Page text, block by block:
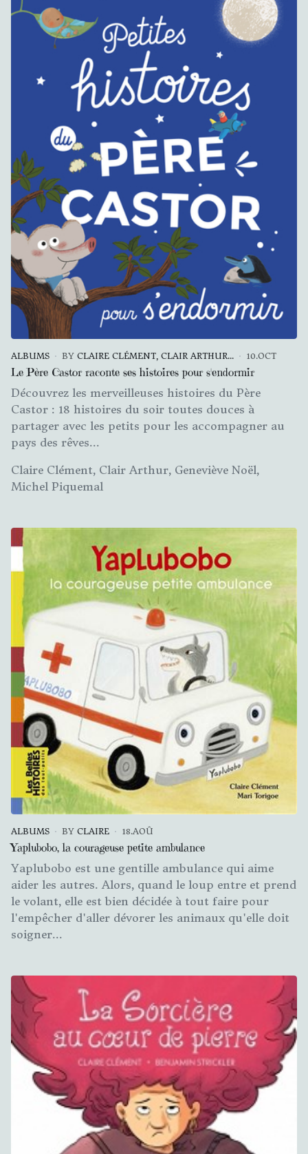
ALBUMS BY CLAIRE CLÉMENT, CLAIR ARTHUR... 10.OCT
Le Père Castor raconte ses histoires pour s'endormir
Découvrez les merveilleuses histoires du Père
Castor : 18 histoires du soir toutes douces à
partager avec les petits pour les accompagner au
pays des rêves...
Claire Clément, Clair Arthur, Geneviève Noël,
Michel Piquemal
ALBUMS BY CLAIRE 18.AOÛ
Yaplubobo, la courageuse petite ambulance
Yaplubobo est une gentille ambulance qui aime
aider les autres. Alors, quand le loup entre et prend
le volant, elle est bien décidée à tout faire pour
l'empêcher d'aller dévorer les animaux qu'elle doit
soigner...